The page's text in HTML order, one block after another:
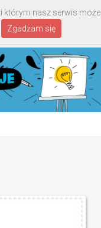
którym nasz serwis może
Zgadzam się